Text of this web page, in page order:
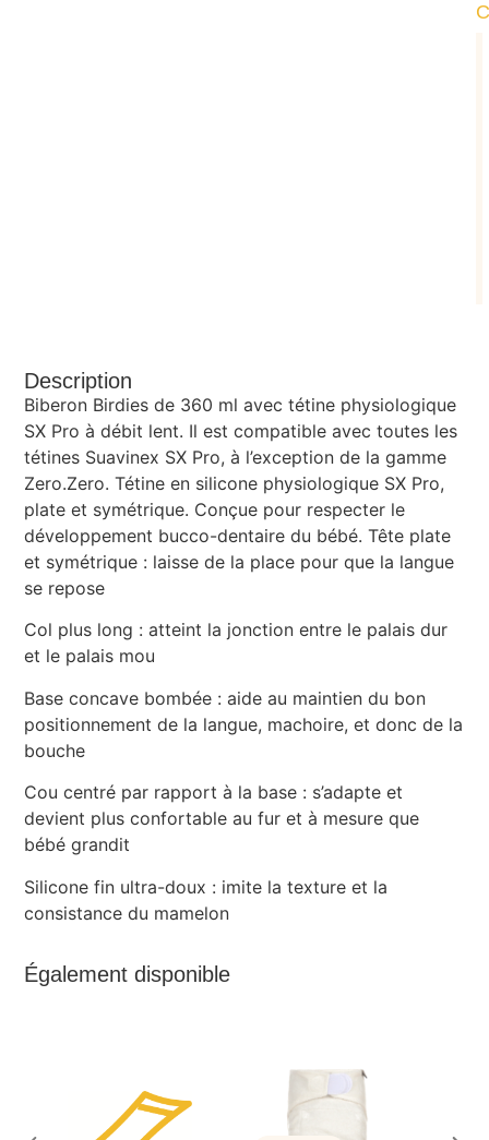
Description
Biberon Birdies de 360 ml avec tétine physiologique
SX Pro à débit lent. Il est compatible avec toutes les
tétines Suavinex SX Pro, à l’exception de la gamme
Zero.Zero. Tétine en silicone physiologique SX Pro,
plate et symétrique. Conçue pour respecter le
développement bucco-dentaire du bébé. Tête plate
et symétrique : laisse de la place pour que la langue
se repose
Col plus long : atteint la jonction entre le palais dur
et le palais mou
Base concave bombée : aide au maintien du bon
positionnement de la langue, machoire, et donc de la
bouche
Cou centré par rapport à la base : s’adapte et
devient plus confortable au fur et à mesure que
bébé grandit
Silicone fin ultra-doux : imite la texture et la
consistance du mamelon
Également disponible